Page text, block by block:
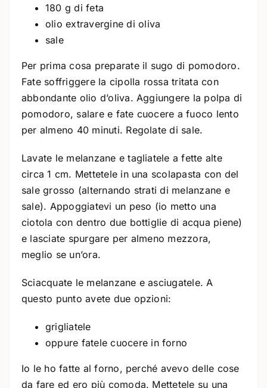
180 g di feta
olio extravergine di oliva
sale
Per prima cosa preparate il sugo di pomodoro.
Fate soffriggere la cipolla rossa tritata con
abbondante olio d’oliva. Aggiungere la polpa di
pomodoro, salare e fate cuocere a fuoco lento
per almeno 40 minuti. Regolate di sale.
Lavate le melanzane e tagliatele a fette alte
circa 1 cm. Mettetele in una scolapasta con del
sale grosso (alternando strati di melanzane e
sale). Appoggiatevi un peso (io metto una
ciotola con dentro due bottiglie di acqua piene)
e lasciate spurgare per almeno mezzora,
meglio se un’ora.
Sciacquate le melanzane e asciugatele. A
questo punto avete due opzioni:
grigliatele
oppure fatele cuocere in forno
Io le ho fatte al forno, perché avevo delle cose
da fare ed ero più comoda. Mettetele su una